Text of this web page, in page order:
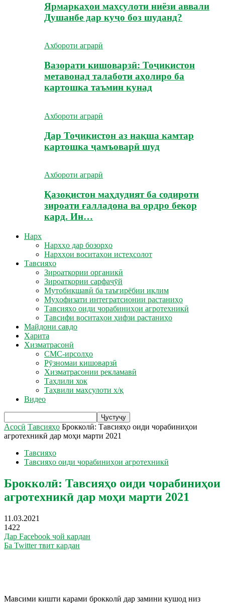
Ярмаркаҳои маҳсулоти ниёзи аввали
Душанбе дар куҷо боз шуданд?
Ахбороти аграрӣ
Вазорати кишоварзӣ: Тоҷикистон
метавонад талаботи аҳолиро ба
картошка таъмин кунад
Ахбороти аграрӣ
Дар Тоҷикистон аз нақша камтар
картошка ҷамъоварӣ шуд
Ахбороти аграрӣ
Қазоқистон маҳдудият ба содироти
зироати ғалладона ва ордро бекор
кард. Ин…
Нарх
Нархҳо дар бозорҳо
Нархҳои воситаҳои истеҳсолот
Тавсияҳо
Зироаткории органикӣ
Зироаткории сарфаҷӯй
Мутобиқшавӣ ба таъғирёбии иқлим
Муҳофизати интегратсионии растаниҳо
Тавсияҳо оиди чорабиниҳои агротехникӣ
Тавсифи воситаҳои ҳифзи растаниҳо
Майдони савдо
Харита
Хизматрасонӣ
СМС-ирсолҳо
Рӯзномаи кишоварзӣ
Хизматрасонии рекламавӣ
Таҳлили хок
Таҳвили маҳсулоти х/қ
Видео
Асосӣ Тавсияҳо Брокколӣ: Тавсияҳо оиди чорабиниҳои
агротехникӣ дар моҳи марти 2021
Тавсияҳо
Тавсияҳо оиди чорабиниҳои агротехникӣ
Брокколӣ: Тавсияҳо оиди чорабиниҳои
агротехникӣ дар моҳи марти 2021
11.03.2021
1422
Дар Facebook ҷой кардан
Ба Twitter твит кардан
Мавсими кишти карами брокколӣ дар замини кушод низ